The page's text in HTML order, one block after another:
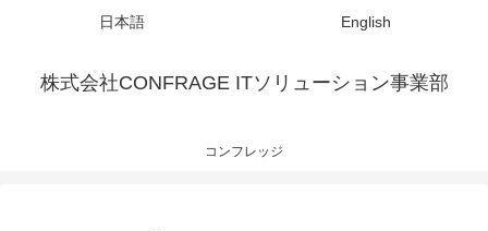
株式会社CONFRAGE ITソリューション事業部
コンフレッジ
日本語 English